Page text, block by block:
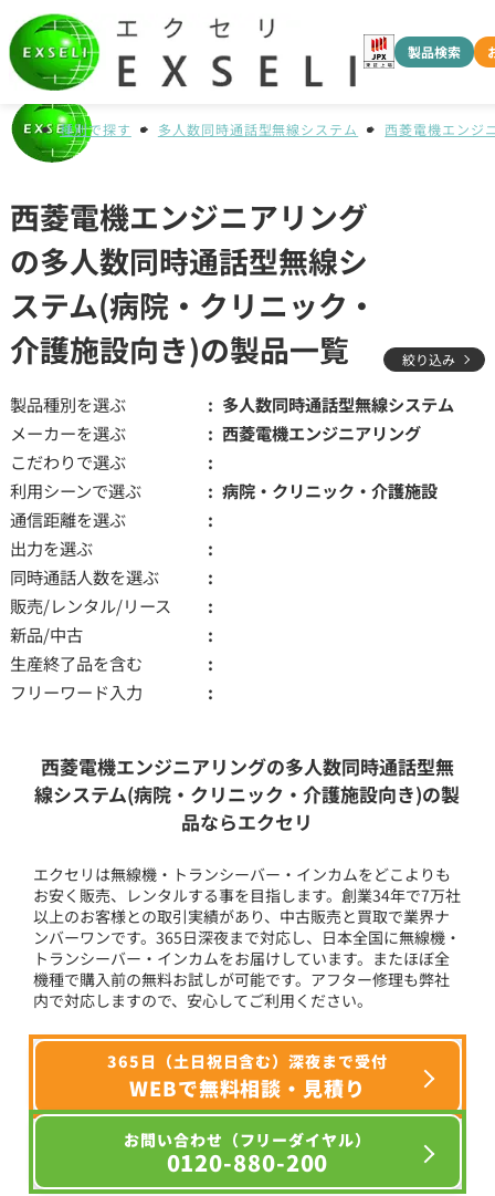
製品検索
種別で探す 多人数同時通話型無線システム 西菱電機エンジ
西菱電機エンジニアリング
の多人数同時通話型無線シ
ステム(病院・クリニック・
介護施設向き)の製品一覧
絞り込み
製品種別を選ぶ
多人数同時通話型無線システム
メーカーを選ぶ
西菱電機エンジニアリング
こだわりで選ぶ
利用シーンで選ぶ
病院・クリニック・介護施設
通信距離を選ぶ
出力を選ぶ
同時通話人数を選ぶ
販売/レンタル/リース
新品/中古
生産終了品を含む
フリーワード入力
西菱電機エンジニアリングの多人数同時通話型無
線システム(病院・クリニック・介護施設向き)の製
品ならエクセリ
エクセリは無線機・トランシーバー・インカムをどこよりも
お安く販売、レンタルする事を目指します。創業34年で7万社
以上のお客様との取引実績があり、中古販売と買取で業界ナ
ンバーワンです。365日深夜まで対応し、日本全国に無線機・
トランシーバー・インカムをお届けしています。またほぼ全
機種で購入前の無料お試しが可能です。アフター修理も弊社
内で対応しますので、安心してご利用ください。
365日（土日祝日含む）深夜まで受付
WEBで無料相談・見積り
お問い合わせ（フリーダイヤル）
0120-880-200